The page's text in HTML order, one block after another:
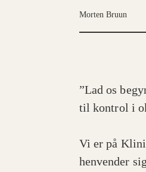
Morten Bruun
”Lad os
til kontrol i
Vi er på
henvender